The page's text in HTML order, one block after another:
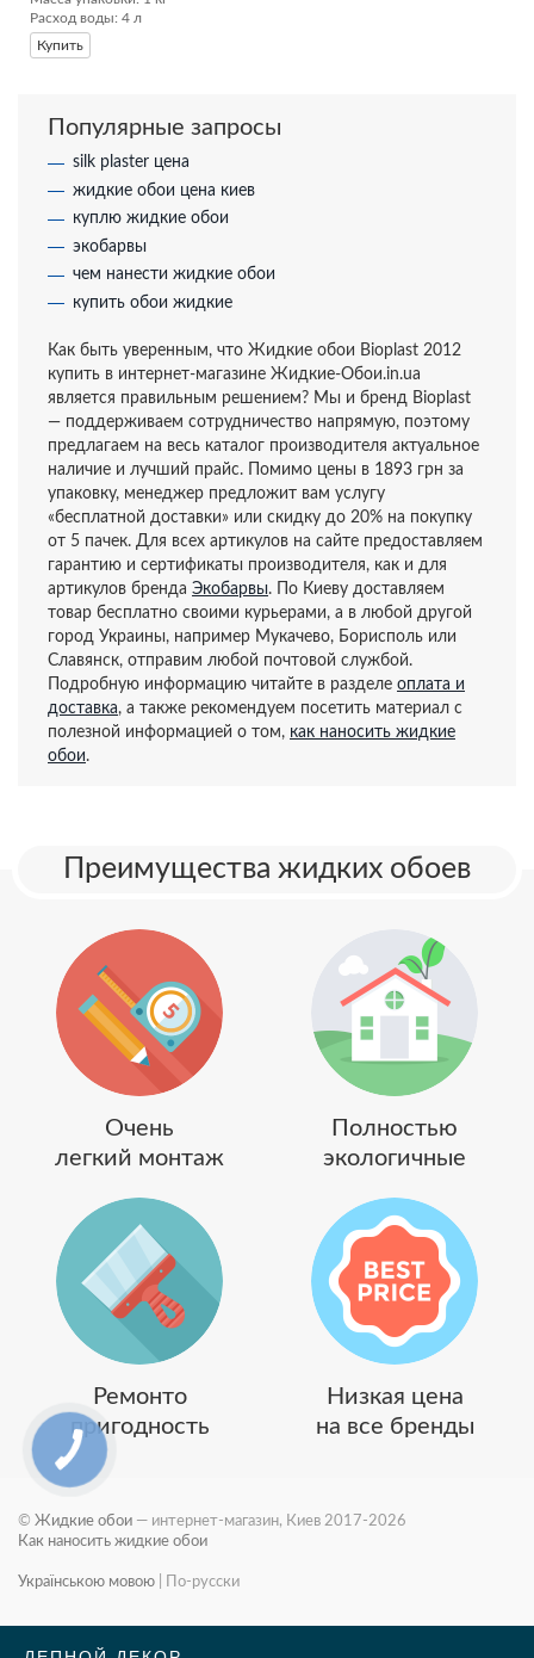
Расход воды: 4 л
Купить
Популярные запросы
silk plaster цена
жидкие обои цена киев
куплю жидкие обои
экобарвы
чем нанести жидкие обои
купить обои жидкие
Как быть уверенным, что Жидкие обои Bioplast 2012
купить в интернет-магазине Жидкие-Обои.in.ua
является правильным решением? Мы и бренд Bioplast
— поддерживаем сотрудничество напрямую, поэтому
предлагаем на весь каталог производителя актуальное
наличие и лучший прайс. Помимо цены в 1893 грн за
упаковку, менеджер предложит вам услугу
«бесплатной доставки» или скидку до 20% на покупку
от 5 пачек. Для всех артикулов на сайте предоставляем
гарантию и сертификаты производителя, как и для
артикулов бренда Экобарвы. По Киеву доставляем
товар бесплатно своими курьерами, а в любой другой
город Украины, например Мукачево, Борисполь или
Славянск, отправим любой почтовой службой.
Подробную информацию читайте в разделе оплата и
доставка, а также рекомендуем посетить материал с
полезной информацией о том, как наносить жидкие
обои.
Преимущества жидких обоев
Очень
легкий монтаж
Полностью
экологичные
Ремонто
пригодность
Низкая цена
на все бренды
© Жидкие обои — интернет-магазин, Киев 2017-2026
Как наносить жидкие обои
Українською мовою По-русски